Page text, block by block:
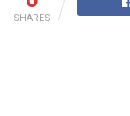
SHARES